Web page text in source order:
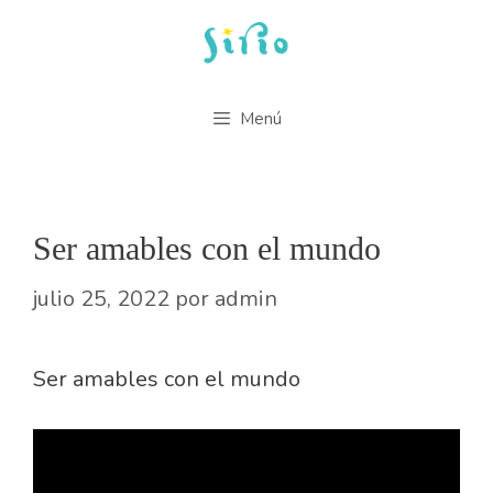
Menú
Ser amables con el mundo
julio 25, 2022 por admin
Ser amables con el mundo